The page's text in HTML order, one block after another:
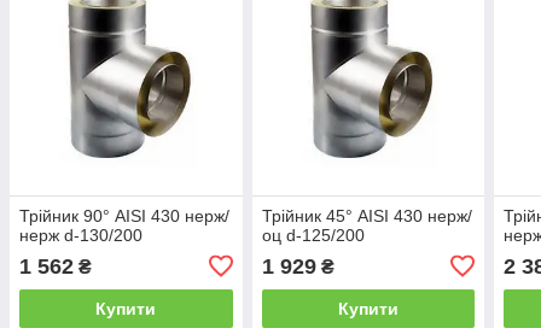
Трійник 90° AISI 430 нерж/
нерж d-130/200
1 562 ₴
Купити
Трійник 45° AISI 430 нерж/
оц d-125/200
1 929₴
Купити
2